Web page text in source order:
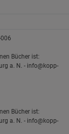
Bücher ist:
a. N. - info@kopp-
Bücher ist:
a. N. - info@kopp-